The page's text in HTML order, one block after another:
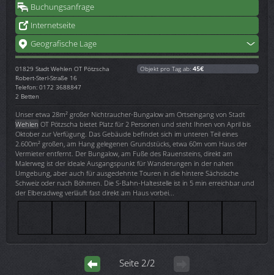
Buchungsanfrage
Internetseite
Geografische Lage
01829 Stadt Wehlen OT Pötzscha
Robert-Sterl-Straße 16
Telefon: 0172 3688847
2 Betten
Objekt pro Tag ab: 45€
Unser etwa 28m² großer Nichtraucher-Bungalow am Ortseingang von Stadt
Wehlen OT Pötzscha bietet Platz für 2 Personen und steht Ihnen von April bis
Oktober zur Verfügung. Das Gebäude befindet sich im unteren Teil eines
2.600m² großen, am Hang gelegenen Grundstücks, etwa 60m vom Haus der
Vermieter entfernt. Der Bungalow, am Fuße des Rauensteins, direkt am
Malerweg ist der ideale Ausgangspunkt für Wanderungen in der nahen
Umgebung, aber auch für ausgedehnte Touren in die hintere Sächsische
Schweiz oder nach Böhmen. Die S-Bahn-Haltestelle ist in 5 min erreichbar und
der Elberadweg verläuft fast direkt am Haus vorbei...
Seite 2/2